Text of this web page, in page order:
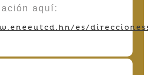
aquí:
es/